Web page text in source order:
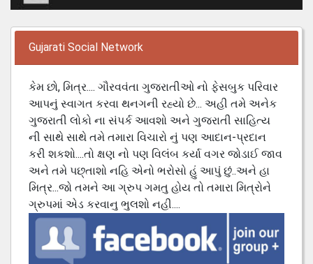
Gujarati Social Network
કેમ છો, મિત્ર.... ગૌરવવંતા ગુજરાતીઓ નો ફેસબુક પરિવાર
આપનું સ્વાગત કરવા થનગની રહ્યો છે... અહી તમે અનેક
ગુજરાતી લોકો ના સંપર્ક આવશો અને ગુજરાતી સાહિત્ય
ની સાથે સાથે તમે તમારા વિચારો નું પણ આદાન-પ્રદાન
કરી શકશો....તો ક્ષણ નો પણ વિલંબ કર્યા વગર જોડાઈ જાવ
અને તમે પછ્તાશો નહિ એનો ભરોસો હું આપું છું..અને હા
મિત્ર...જો તમને આ ગ્રુપ ગમતુ હોય તો તમારા મિત્રોને
ગ્રુપમાં એડ કરવાનુ ભુલશો નહી....